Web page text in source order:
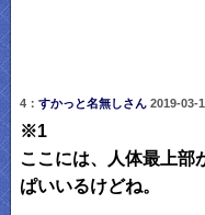
4： すかっと名無しさん 2019-03-
※1
ここには、人体最上部
ぱいいるけどね。